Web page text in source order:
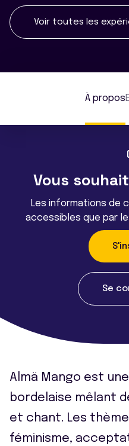
Voir toutes les
À propos
Vous
Les informations de
accessibles que par
Se
Almä Mango est
bordelaise mêlant
et chant. Les
féminisme,